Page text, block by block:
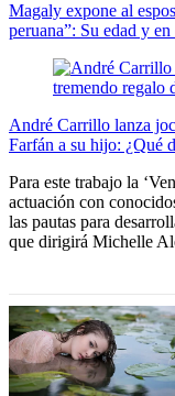
Magaly expone al
peruana”: Su edad y
André Carrillo lanza
Farfán a su hijo: ¿Qué
Para este trabajo la
actuación con
las pautas para
que dirigirá Michelle